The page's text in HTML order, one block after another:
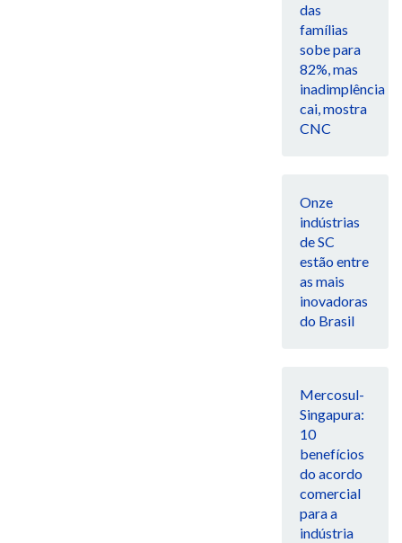
das
famílias
sobe para
82%, mas
inadimplência
cai, mostra
CNC
Onze
indústrias
de SC
estão entre
as mais
inovadoras
do Brasil
Mercosul-
Singapura:
10
benefícios
do acordo
comercial
para a
indústria